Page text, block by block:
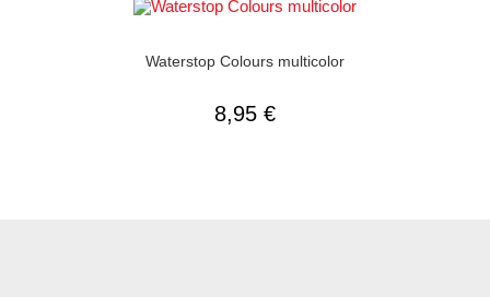
Waterstop Colours multicolor
8,95 €